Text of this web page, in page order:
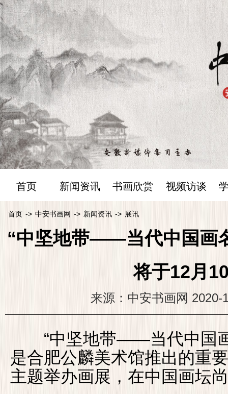
首页 新闻资讯 书画欣赏 视频访谈
首页 -> 中安书画网 -> 新闻资讯 -> 展讯
“中坚地带——当代中国画
将于12月
来源：中安书画网 2020-
“中坚地带——当代中国画
是合肥公麟美术馆推出的重
主题举办画展，在中国画坛